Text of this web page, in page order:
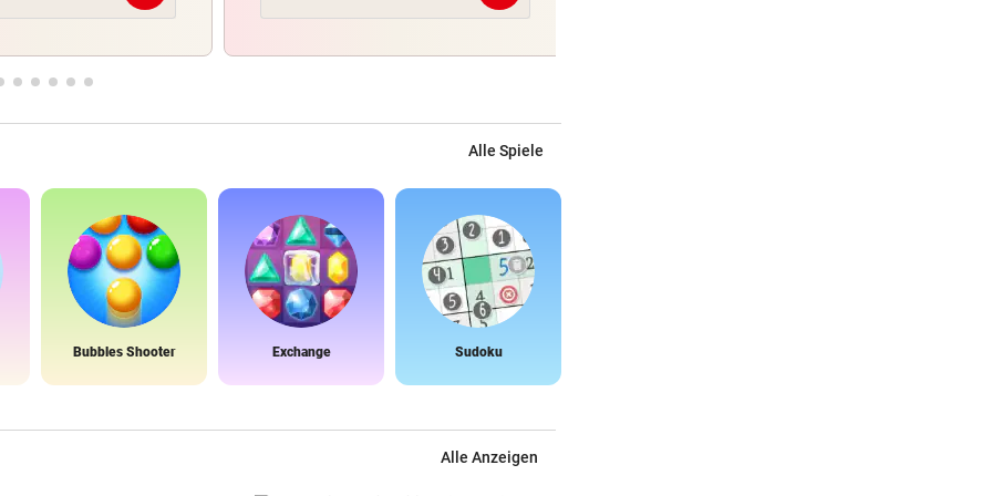
Alle Spiele
Bubbles Shooter Exchange Sudoku
Alle Anzeigen